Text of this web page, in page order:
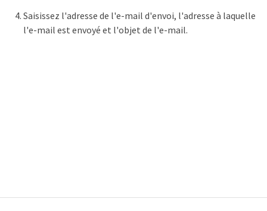
Saisissez l'adresse de l'e-mail d'envoi, l'adresse à laquelle
l'e-mail est envoyé et l'objet de l'e-mail.